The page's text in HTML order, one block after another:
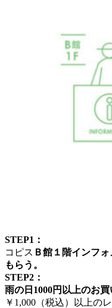
STEP1：
コピス Ｂ館１階インフ
もらう。
STEP2：
雨の日1000円以上のお
￥1,000（税込）以上の